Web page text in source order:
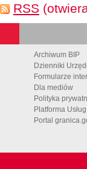
RSS
Archiwum BIP
Dzienniki
Formularze
Dla mediów
Polityka
Platforma
Portal